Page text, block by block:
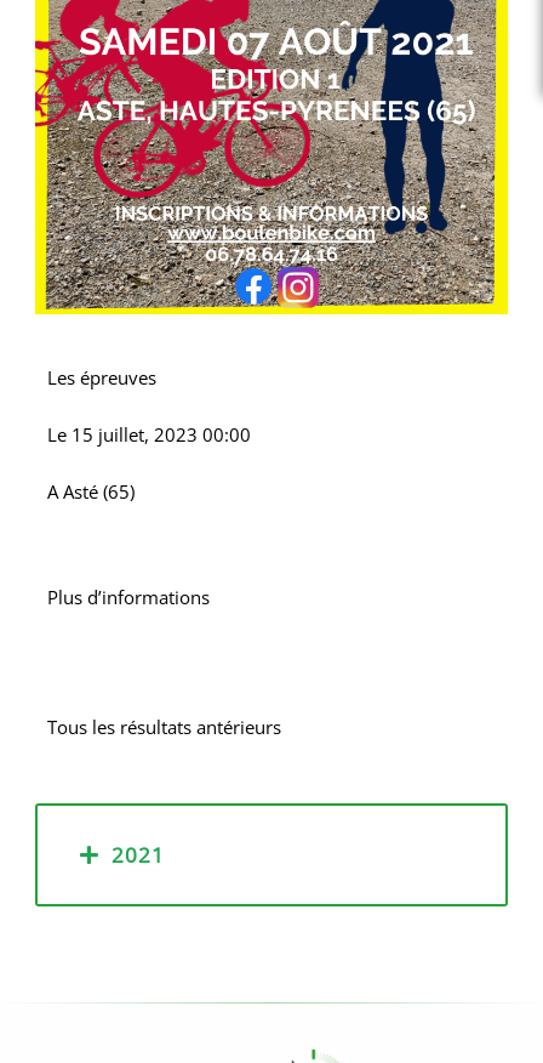
Les épreuves
Le 15 juillet, 2023 00:00
AAsté (65)
Plus d’informations
Tous les résultats antérieurs
2021